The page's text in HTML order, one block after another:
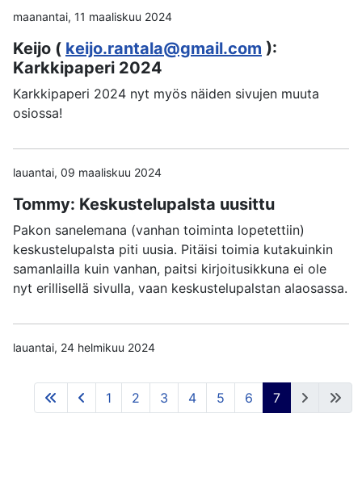
maanantai, 11 maaliskuu 2024
Keijo ( keijo.rantala@gmail.com ):
Karkkipaperi 2024
Karkkipaperi 2024 nyt myös näiden sivujen muuta
osiossa!
lauantai, 09 maaliskuu 2024
Tommy: Keskustelupalsta uusittu
Pakon sanelemana (vanhan toiminta lopetettiin)
keskustelupalsta piti uusia. Pitäisi toimia kutakuinkin
samanlailla kuin vanhan, paitsi kirjoitusikkuna ei ole
nyt erillisellä sivulla, vaan keskustelupalstan alaosassa.
lauantai, 24 helmikuu 2024
1 2 3 4 5 6 7